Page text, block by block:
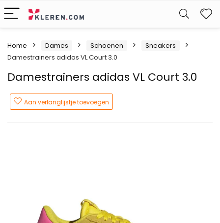
Home Dames Schoenen
Sneakers
Damestrainers adidas VL Court 3.0
Damestrainers adidas VL Court 3.0
Aan verlanglijstje toevoegen